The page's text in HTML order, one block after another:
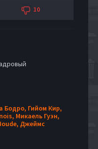
10
Бодро, Гийом Кир,
Микаель Гуэн,
Джеймс